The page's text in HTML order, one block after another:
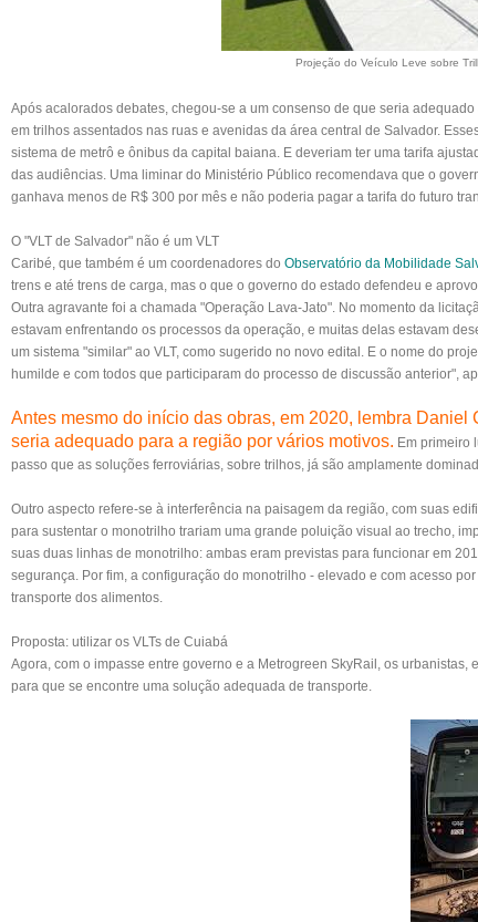
Projeção do Veículo Leve sobre
Após acalorados debates, chegou-se a um consenso de que seria
em trilhos assentados nas ruas e avenidas da área central de Salvador.
sistema de metrô e ônibus da capital baiana. E deveriam ter uma tarifa
das audiências. Uma liminar do Ministério Público recomendava que o
ganhava menos de R$ 300 por mês e não poderia pagar a tarifa do futuro
O "VLT de Salvador" não é um VLT
Caribé, que também é um coordenadores do Observatório da Mobilidade
trens e até trens de carga, mas o que o governo do estado defendeu e
Outra agravante foi a chamada "Operação Lava-Jato". No momento da
estavam enfrentando os processos da operação, e muitas delas estavam
um sistema "similar" ao VLT, como sugerido no novo edital. E o nome do
humilde e com todos que participaram do processo de discussão anterior",
Antes mesmo do início das obras, em 2020, lembra
seria adequado para a região por vários motivos. Em primeiro
passo que as soluções ferroviárias, sobre trilhos, já são amplamente
Outro aspecto refere-se à interferência na paisagem da região, com suas
para sustentar o monotrilho trariam uma grande poluição visual ao trecho,
suas duas linhas de monotrilho: ambas eram previstas para funcionar em
segurança. Por fim, a configuração do monotrilho - elevado e com acesso
transporte dos alimentos.
Proposta: utilizar os VLTs de Cuiabá
Agora, com o impasse entre governo e a Metrogreen SkyRail, os
para que se encontre uma solução adequada de transporte.